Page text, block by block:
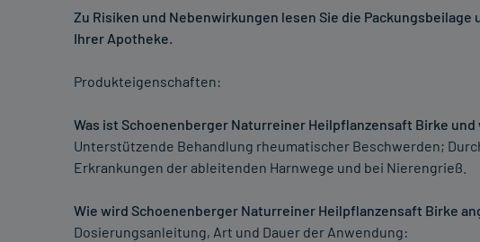
Zu Risiken und Nebenwirkungen lesen Sie die
Ihrer Apotheke.
Produkteigenschaften:
Was ist Schoenenberger Naturreiner Heilpflanzensaft Birke
Unterstützende Behandlung rheumatischer Beschwerden;
Erkrankungen der ableitenden Harnwege und bei Nierengrieß.
Wie wird Schoenenberger Naturreiner Heilpflanzensaft Birke
Dosierungsanleitung, Art und Dauer der Anwendung: